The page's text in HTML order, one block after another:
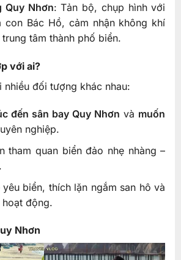
Quy Nhơn: Tản bộ, chụp hình với
con Bác Hồ, cảm nhận không khí
tâm thành phố biển.
với ai?
nhiều đối tượng khác nhau:
đến sân bay Quy Nhơn và muốn
nghiệp.
tham quan biển đảo nhẹ nhàng –
yêu biển, thích lặn ngắm san hô và
động.
Nhơn